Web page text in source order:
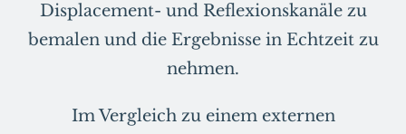
Displacement- und Reflexionskanäle zu
bemalen und die Ergebnisse in Echtzeit zu
nehmen.
Im Vergleich zu einem externen